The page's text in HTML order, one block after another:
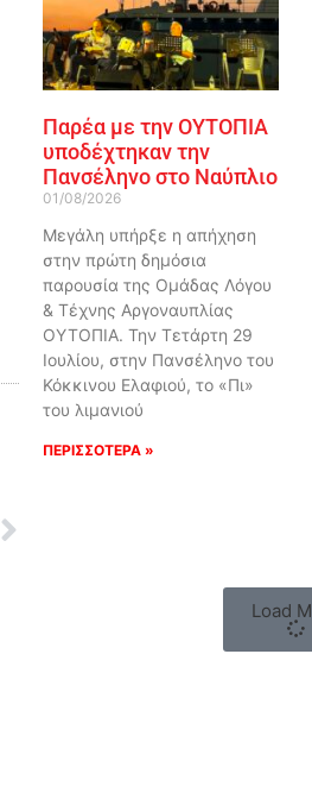
Παρέα με την ΟΥΤΟΠΙΑ
υποδέχτηκαν την
Πανσέληνο στο Ναύπλιο
01/08/2026
Μεγάλη υπήρξε η απήχηση
στην πρώτη δημόσια
παρουσία της Ομάδας Λόγου
& Τέχνης Αργοναυπλίας
ΟΥΤΟΠΙΑ. Την Τετάρτη 29
Ιουλίου, στην Πανσέληνο του
Κόκκινου Ελαφιού, το «Πι»
του λιμανιού
ΠΕΡΙΣΣΟΤΕΡΑ »
Load